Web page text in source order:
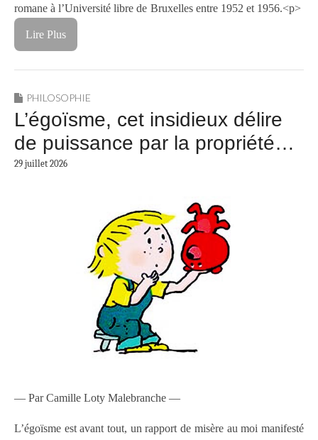
romane à l’Université libre de Bruxelles entre 1952 et 1956.<p>
Lire Plus
PHILOSOPHIE
L’égoïsme, cet insidieux délire
de puissance par la propriété…
29 juillet 2026
— Par Camille Loty Malebranche —
L’égoïsme est avant tout, un rapport de misère au moi manifesté